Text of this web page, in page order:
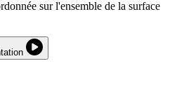
sur l'ensemble de la surface